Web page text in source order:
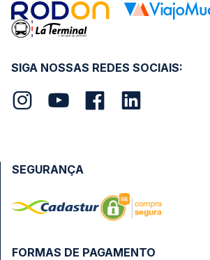
SIGA NOSSAS REDES SOCIAIS:
FORMAS DE PAGAMENTO
SEGURANÇA